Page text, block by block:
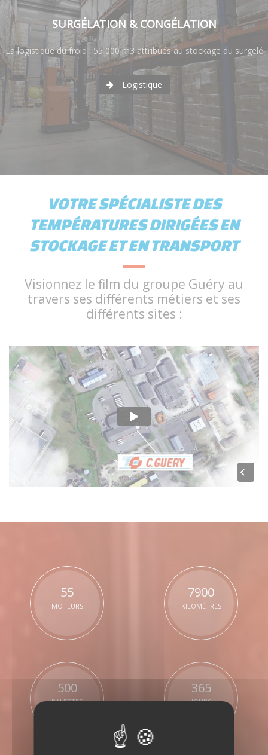
SURGÉLATION & CONGÉLATION
La logistique du froid : 55 000 m3 attribués au stockage du surgelé
Logistique
VOTRE SPÉCIALISTE DES
TEMPÉRATURES DIRIGÉES EN
STOCKAGE ET EN TRANSPORT
Visionnez le film du groupe Guéry au
travers ses différents métiers et ses
différents sites :
55
MOTEURS
7900
KILOMÉTRES
500
PALETTES
365
JOURS